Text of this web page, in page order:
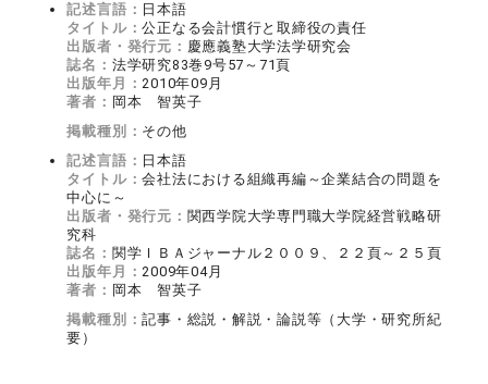
記述言語： 日本語
タイトル：公正なる会計慣行と取締役の責任
出版者・発行元： 慶應義塾大学法学研究会
誌名： 法学研究83巻9号57～71頁
出版年月：2010年09月
著者： 岡本 智英子
掲載種別： その他
記述言語： 日本語
タイトル：会社法における組織再編～企業結合の問題を
中心に～
出版者・発行元： 関西学院大学専門職大学院経営戦略研
究科
誌名： 関学ＩＢＡジャーナル２００９、２２頁～２５頁
出版年月：2009年04月
著者： 岡本 智英子
掲載種別：記事・総説・解説・論説等（大学・研究所紀
要）